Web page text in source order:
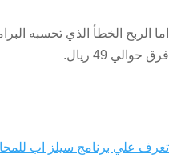
فرق حوالي 49 ريال.
تعرف علي برنامج سيلز اب